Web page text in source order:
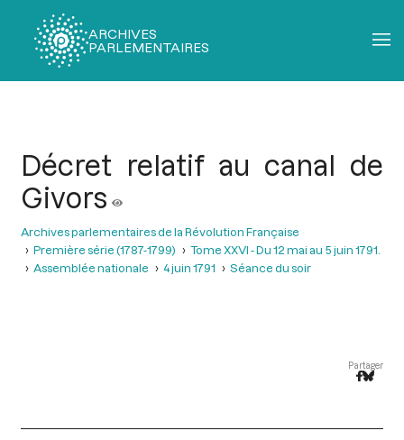
ARCHIVES
PARLEMENTAIRES
Décret relatif au canal de
Givors
Archives parlementaires de la Révolution Française
Première série (1787-1799)
Tome XXVI - Du 12 mai au 5 juin 1791.
Assemblée nationale
4 juin 1791 Séance du soir
Partager